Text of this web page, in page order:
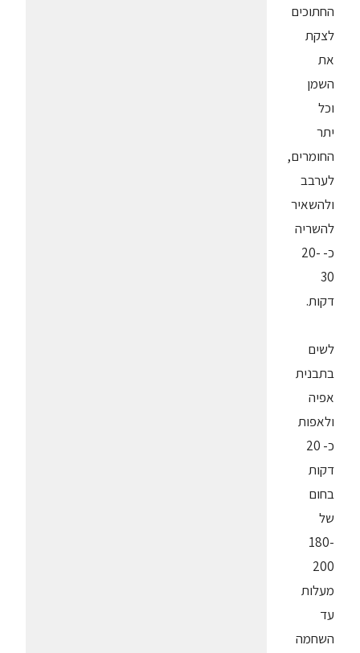
החתוכים
לצקת
את
השמן
וכל
יתר
החומרים,
לערבב
ולהשאיר
להשריה
כ- 20-
30
דקות.
לשים
בתבנית
אפיה
ולאפות
כ- 20
דקות
בחום
של
180-
200
מעלות
עד
השחמה